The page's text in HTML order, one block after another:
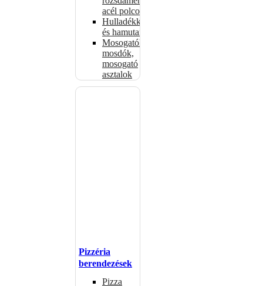
acél polcok
Hulladékkosarak
és hamutartók
Mosogatók,
mosdók,
mosogató
asztalok
Pizzéria
berendezések
Pizza